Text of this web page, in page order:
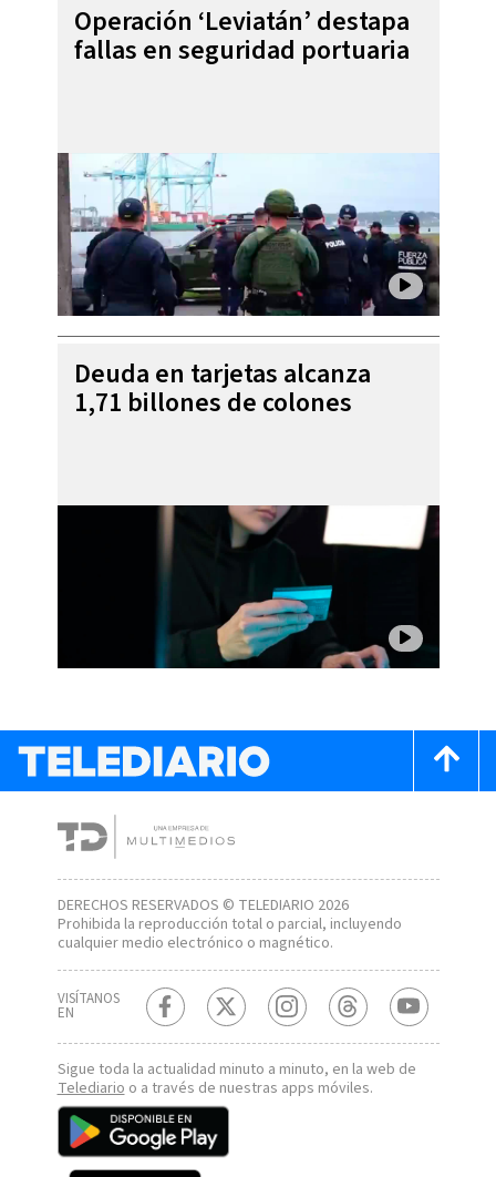
Operación ‘Leviatán’ destapa
fallas en seguridad portuaria
Deuda en tarjetas alcanza
1,71 billones de colones
DERECHOS RESERVADOS © TELEDIARIO 2026
Prohibida la reproducción total o parcial, incluyendo
cualquier medio electrónico o magnético.
VISÍTANOS
EN
Sigue toda la actualidad minuto a minuto, en la web de
Telediario o a través de nuestras apps móviles.